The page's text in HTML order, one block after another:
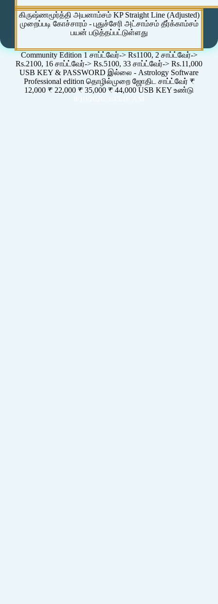
கிருஷ்ணமூர்த்தி அயனாம்சம் KP Straight Line (Adjusted)
முறைப்படி கோச்சாரம் - புதுச்சேரி அட்சாம்சம் தீர்க்காம்சம்
பயன் படுத்தப்பட்டுள்ளது
Community Edition 1 சாப்ட்வேர்-> Rs1100, 2 சாப்ட்வேர்->
Rs.2100, 16 சாப்ட்வேர்-> Rs.5100, 33 சாப்ட்வேர்-> Rs.11,000
USB KEY & PASSWORD இல்லை - Astrology Software
Professional edition தொழில்முறை ஜோதிட சாப்ட்வேர் ₹
12,000 ₹ 22,000 ₹ 35,000 ₹ 44,000 USB KEY உண்டு